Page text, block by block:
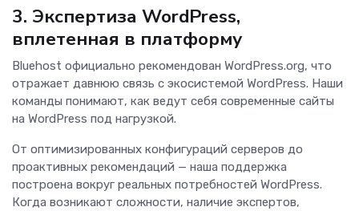
3. Экспертиза WordPress,
вплетенная в платформу
Bluehost официально рекомендован WordPress.org, что
отражает давнюю связь с экосистемой WordPress. Наши
команды понимают, как ведут себя современные сайты
на WordPress под нагрузкой.
От оптимизированных конфигураций серверов до
проактивных рекомендаций — наша поддержка
построена вокруг реальных потребностей WordPress.
Когда возникают сложности, наличие экспертов,